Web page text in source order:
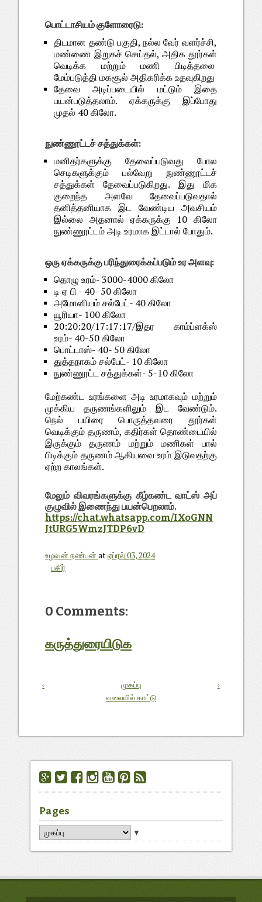
பொட்டாசியம் குளோரைடு:
திடமான தண்டு பகுதி, நல்ல வேர் வளர்ச்சி,
மண்ணை இறுகச் செய்தல், அதிக தூர்கள்
வெடிக்க மற்றும் மணி பிடித்தலை
மேம்படுத்தி மகசூல் அதிகரிக்க உதவுகிறது
தேவை அடிப்படையில் மட்டும் இதை
பயன்படுத்தலாம். ஏக்கருக்கு இப்போது
முதல் 40 கிலோ.
நுண்ணூட்டச் சத்துக்கள்:
மனிதர்களுக்கு தேவைப்படுவது போல
செடிகளுக்கும் பல்வேறு நுண்ணூட்டச்
சத்துக்கள் தேவைப்படுகிறது. இது மிக
குறைந்த அளவே தேவைப்படுவதால்
தனித்தனியாக இட வேண்டிய அவசியம்
இல்லை அதனால் ஏக்கருக்கு 10 கிலோ
நுண்ணூட்டம் அடி உரமாக இட்டால் போதும்.
ஒரு ஏக்கருக்கு பரிந்துரைக்கப்படும் உர அளவு:
தொழு உரம்- 3000-4000 கிலோ
டி ஏ பி - 40- 50 கிலோ
அமோனியம் சல்பேட்- 40 கிலோ
யூரியா- 100 கிலோ
20:20:20/17:17:17/இதர காம்ப்ளக்ஸ்
உரம்- 40-50 கிலோ
பொட்டாஸ்- 40- 50 கிலோ
துத்தநாகம் சல்பேட்- 10 கிலோ
நுண்ணூட்ட சத்துக்கள்- 5-10 கிலோ
மேற்கண்ட உரங்களை அடி உரமாகவும் மற்றும்
முக்கிய தருணங்களிலும் இட வேண்டும்.
நெல் பயிரை பொருத்தவரை தூர்கள்
வெடிக்கும் தருணம், கதிர்கள் தொண்டையில்
இருக்கும் தருணம் மற்றும் மணிகள் பால்
பிடிக்கும் தருணம் ஆகியவை உரம் இடுவதற்கு
ஏற்ற காலங்கள்.
மேலும் விவரங்களுக்கு கீழ்கண்ட வாட்ஸ் அப்
குழுவில் இணைந்து பயன்பெறலாம்.
https://chat.whatsapp.com/IXoGNN
JtURG5WmzJTDP6vD
உழவன் நண்பன்atஏப்ரல் 03, 2024
பகிர்
0 Comments:
கருத்துரையிடுக
‹ ›
முகப்பு
வலையில் காட்டு
Pages
▼